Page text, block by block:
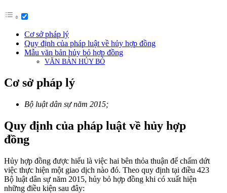
Cơ sở pháp lý
Quy định của pháp luật về hủy hợp đồng
Mẫu văn bản hủy bỏ hợp đồng
VĂN BẢN HỦY BỎ
Cơ sở pháp lý
Bộ luật dân sự năm 2015;
Quy định của pháp luật về hủy hợp
đồng
Hủy hợp đồng được hiểu là việc hai bên thỏa thuận để chấm dứt
việc thực hiện một giao dịch nào đó. Theo quy định tại điều 423
Bộ luật dân sự năm 2015, hủy bỏ hợp đồng khi có xuất hiện
những điều kiện sau đây: